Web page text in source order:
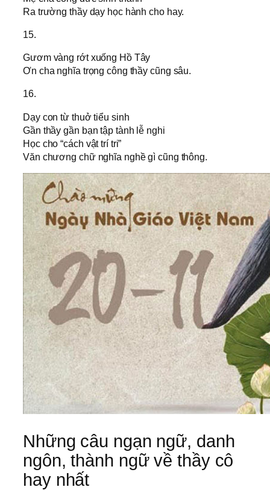
Ra trường thầy dạy học hành cho hay.
15.
Gươm vàng rớt xuống Hồ Tây
Ơn cha nghĩa trọng công thầy cũng sâu.
16.
Dạy con từ thuở tiểu sinh
Gần thầy gần bạn tập tành lễ nghi
Học cho “cách vật trí tri”
Văn chương chữ nghĩa nghề gì cũng thông.
Những câu ngạn ngữ, danh
ngôn, thành ngữ về thầy cô
hay nhất